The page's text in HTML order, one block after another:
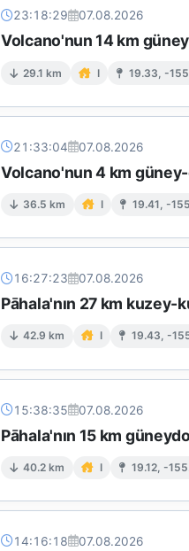
23:18:29 07.08.2026
Volcano'nun 14 km
29.1 km I 19.33, -
21:33:04 07.08.2026
Volcano'nun 4 km
36.5 km I 19.41, -
16:27:23 07.08.2026
Pāhala'nın 27 km kuzey-
42.9 km I 19.43, -
15:38:35 07.08.2026
Pāhala'nın 15 km
40.2 km I 19.12, -
14:16:18 07.08.2026